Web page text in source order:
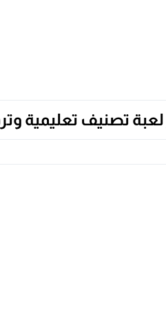
تصنيف تعليمية